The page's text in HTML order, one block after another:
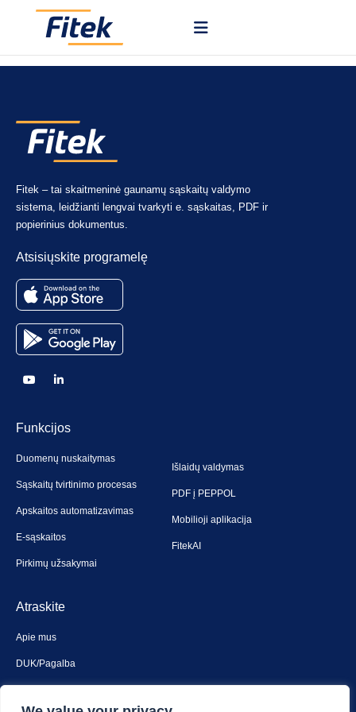
Kiekvienas dokumentas turi išsamią istoriją, kurioje nurodoma, kas
jame atliko pakeitimus, jį patvirtino ar atmetė ir kada.
Fitek – tai skaitmeninė gaunamų sąskaitų valdymo
sistema, leidžianti lengvai tvarkyti e. sąskaitas, PDF ir
popierinius dokumentus.
Atsisiųskite programelę
Funkcijos
Duomenų nuskaitymas
Sąskaitų tvirtinimo procesas
Apskaitos automatizavimas
E-sąskaitos
Pirkimų užsakymai
Išlaidų valdymas
PDF į PEPPOL
Mobilioji aplikacija
FitekAI
Atraskite
Apie mus
DUK/Pagalba